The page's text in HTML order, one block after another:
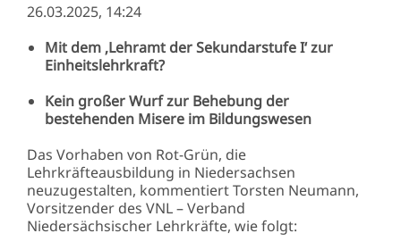
26.03.2025, 14:24
Mit dem ‚Lehramt der Sekundarstufe I‘ zur
Einheitslehrkraft?
Kein großer Wurf zur Behebung der
bestehenden Misere im Bildungswesen
Das Vorhaben von Rot-Grün, die
Lehrkräfteausbildung in Niedersachsen
neuzugestalten, kommentiert Torsten Neumann,
Vorsitzender des VNL – Verband
Niedersächsischer Lehrkräfte, wie folgt: